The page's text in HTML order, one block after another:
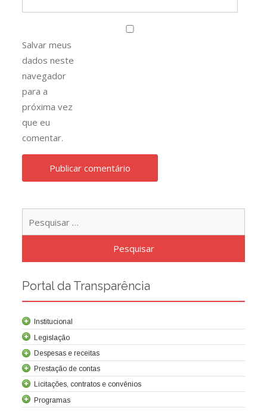
Salvar meus
dados neste
navegador
para a
próxima vez
que eu
comentar.
Portal da Transparência
Institucional
Legislação
Leis relacionadas
Despesas e receitas
Prestação de contas
Licitações, contratos e convênios
Programas